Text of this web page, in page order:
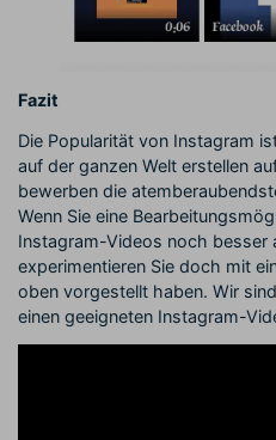
Fazit
Die Popularität von Instagram
auf der ganzen Welt erstellen
bewerben die
Wenn Sie eine
Instagram-Videos noch besser
experimentieren Sie doch mit
oben vorgestellt haben. Wir
einen geeigneten Instagram-